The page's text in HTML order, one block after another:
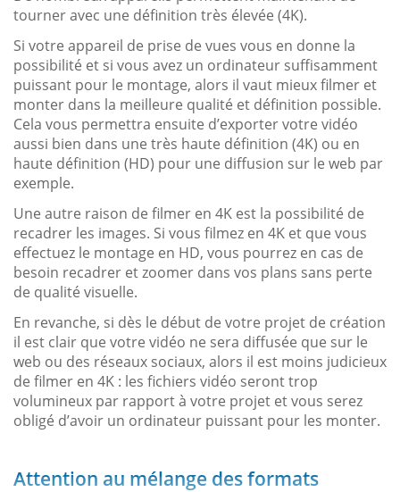
tourner avec une définition très élevée (4K).
Si votre appareil de prise de vues vous en donne la
possibilité et si vous avez un ordinateur suffisamment
puissant pour le montage, alors il vaut mieux filmer et
monter dans la meilleure qualité et définition possible.
Cela vous permettra ensuite d’exporter votre vidéo
aussi bien dans une très haute définition (4K) ou en
haute définition (HD) pour une diffusion sur le web par
exemple.
Une autre raison de filmer en 4K est la possibilité de
recadrer les images. Si vous filmez en 4K et que vous
effectuez le montage en HD, vous pourrez en cas de
besoin recadrer et zoomer dans vos plans sans perte
de qualité visuelle.
En revanche, si dès le début de votre projet de création
il est clair que votre vidéo ne sera diffusée que sur le
web ou des réseaux sociaux, alors il est moins judicieux
de filmer en 4K : les fichiers vidéo seront trop
volumineux par rapport à votre projet et vous serez
obligé d’avoir un ordinateur puissant pour les monter.
Attention au mélange des formats